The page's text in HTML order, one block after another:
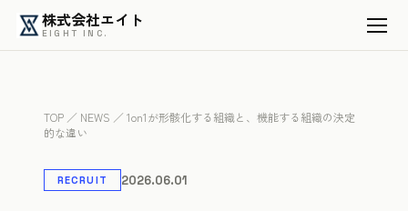
株式会社エイト
EIGHT INC.
TOP ／ NEWS ／ 1on1が形骸化する組織と、機能する組織の決定
的な違い
RECRUIT 2026.06.01